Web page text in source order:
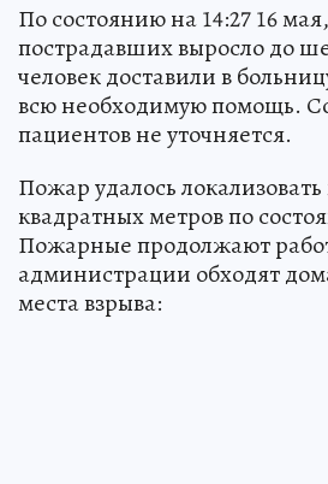
По состоянию на 14:27 16
пострадавших выросло до
человек доставили в
всю необходимую помощь.
пациентов не уточняется.
Пожар удалось
квадратных метров по
Пожарные продолжают
администрации обходят
места взрыва: